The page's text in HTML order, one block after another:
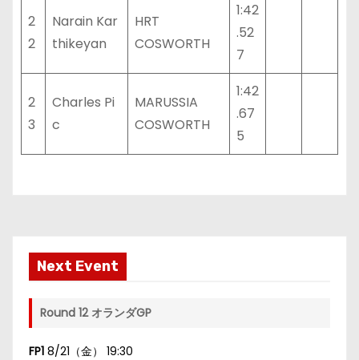
2
2
Narain Kar
thikeyan
HRT
COSWORTH
1:42
.52
7
2
3
Charles Pi
c
MARUSSIA
COSWORTH
1:42
.67
5
Next Event
Round 12 オランダGP
FP1 8/21（金） 19:30